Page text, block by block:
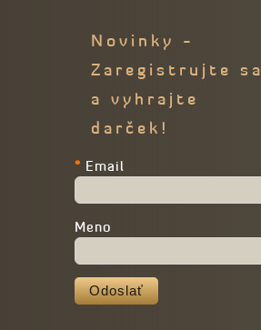
Novinky -
Zaregistrujte sa
a vyhrajte
darček!
* Email
Meno
Odoslať